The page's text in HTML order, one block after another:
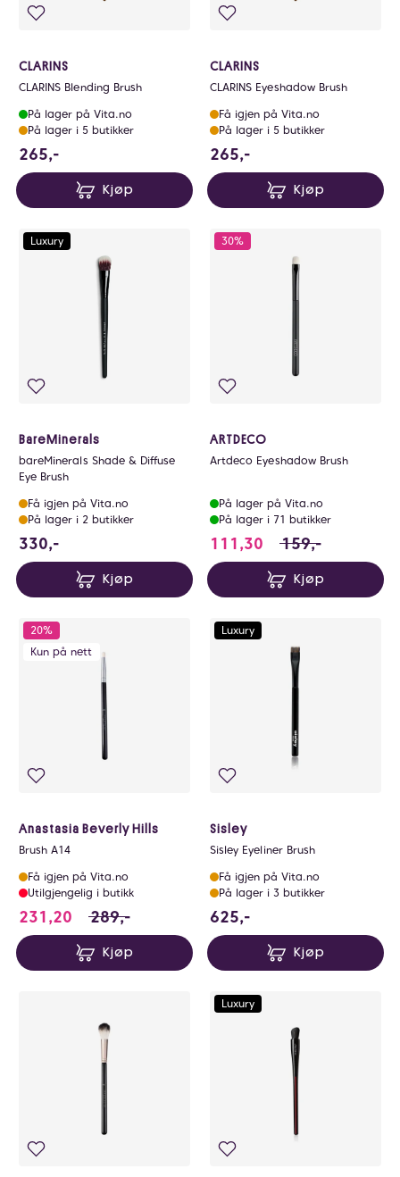
CLARINS
CLARINS Blending Brush
På lager på Vita.no
På lager i 5 butikker
265,-
Kjøp
CLARINS
CLARINS Eyeshadow Brush
Få igjen på Vita.no
På lager i 5 butikker
265,-
Kjøp
Luxury
BareMinerals
bareMinerals Shade & Diffuse
Eye Brush
Få igjen på Vita.no
På lager i 2 butikker
330,-
Kjøp
30%
ARTDECO
Artdeco Eyeshadow Brush
På lager på Vita.no
På lager i 71 butikker
111,30 111.3 i stedet for
159,-
Kjøp
20%
Kun på nett
Anastasia Beverly Hills
Brush A14
Få igjen på Vita.no
Utilgjengelig i butikk
231,20 231.2 i stedet for 289 NOK, du sparer
289,-
Kjøp
Luxury
Sisley
Sisley Eyeliner Brush
Få igjen på Vita.no
På lager i 3 butikker
625,-
Kjøp
Luxury